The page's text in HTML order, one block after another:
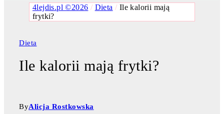
4lejdis.pl ©2026 / Dieta / Ile kalorii mają
frytki?
Dieta
Ile kalorii mają frytki?
ByAlicja Rostkowska